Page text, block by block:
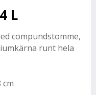
L
compundstomme,
runt hela
cm